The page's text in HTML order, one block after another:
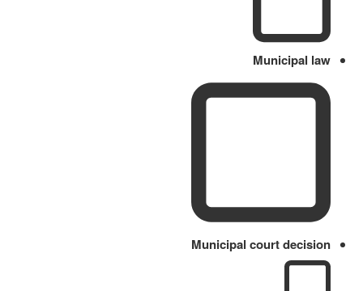
Municipal law
Municipal court decision